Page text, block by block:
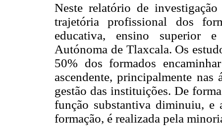
Neste relatório de
trajetória profissional dos
educativa, ensino superior
Autónoma de Tlaxcala. Os
50% dos formados
ascendente, principalmente
gestão das instituições. De
função substantiva diminuiu, e
formação, é realizada pela